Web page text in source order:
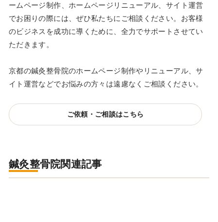
ームページ制作、ホームページリニューアル、サイト運営
でお困りの際には、ぜひ私たちにご相談ください。お客様
のビジネスを成功に導くために、全力でサポートさせてい
ただきます。
京都の鍼灸整骨院のホームページ制作やリニューアル、サ
イト運営などでお悩みの方々は遠慮なくご相談ください。
ご依頼・ご相談はこちら
鍼灸整骨院関連記事